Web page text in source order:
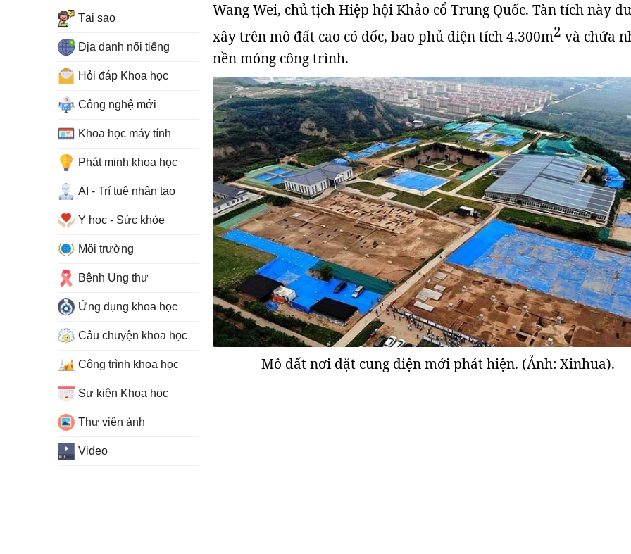
Wang Wei, chủ tịch Hiệp hội Khảo cổ Trung Quốc. Tàn tích này
xây trên mô đất cao có dốc, bao phủ diện tích 4.300m2 và chứa
nền móng công trình.
Mô đất nơi đặt cung điện mới phát hiện. (Ảnh: Xinhua).
Tại sao
Địa danh nổi tiếng
Hỏi đáp Khoa học
Công nghệ mới
Khoa học máy tính
Phát minh khoa học
AI - Trí tuệ nhân tạo
Y học - Sức khỏe
Môi trường
Bệnh Ung thư
Ứng dụng khoa học
Câu chuyện khoa học
Công trình khoa học
Sự kiện Khoa học
Thư viện ảnh
Video